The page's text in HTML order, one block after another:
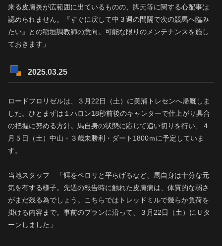
来る皮膚炎が広範囲に出ているものの、脚元等に関する心配事は
認められません。『すぐに戻して中３週の間隔で次の競馬へ臨み
たい』との稲垣調教師の意向。可能な限りのメンテナンスを施し
ておきます」
2025.03.25
ロードフロリゼルは、３月22日（土）に美浦トレセンへ帰厩しま
した。ひとまずは１ハロン18秒前後のキャンターで仕上がり具合
の把握に努める方針。馬自身の状態に応じて追い切りを行い、４
月５日（土）中山・３歳未勝利・ダート1800ｍに予定していま
す。
当地スタッフ 「餌をペロリと平らげるなど、馬自身は十分な元
気を有する様子。先週の報告時に触れた皮膚病は、体質的な弱さ
がまだ残る為でしょう。こちらではトレッドミルで幾らか負荷を
掛ける内容まで。事前のプランに沿って、３月22日（土）にＵタ
ーンしました」